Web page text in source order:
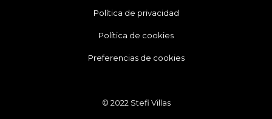
Política de privacidad
Política de cookies
Preferencias de cookies
© 2022 Stefi Villas